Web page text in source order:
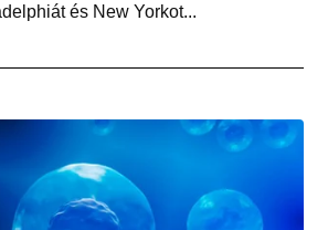
és New Yorkot...